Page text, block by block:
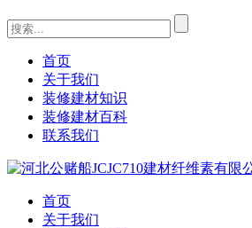
首页
关于我们
装修建材知识
装修建材百科
联系我们
首页
关于我们